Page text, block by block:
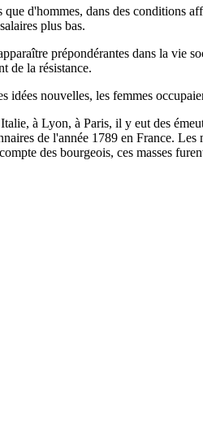
d'hommes, dans des conditions
plus bas.
prépondérantes dans la vie
de la résistance.
nouvelles, les femmes
à Lyon, à Paris, il y eut des
de l'année 1789 en France.
des bourgeois, ces masses